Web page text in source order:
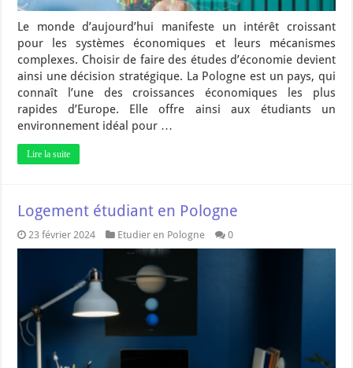
Le monde d’aujourd’hui manifeste un intérêt croissant
pour les systèmes économiques et leurs mécanismes
complexes. Choisir de faire des études d’économie devient
ainsi une décision stratégique. La Pologne est un pays, qui
connaît l’une des croissances économiques les plus
rapides d’Europe. Elle offre ainsi aux étudiants un
environnement idéal pour …
Lire la suite
Logement étudiant en Pologne
23 février 2024 Etudier en Pologne 0